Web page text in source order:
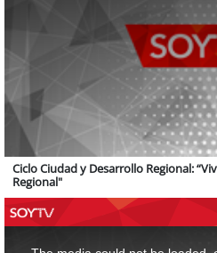
Ciclo Ciudad y Desarrollo Regional:
Regional"